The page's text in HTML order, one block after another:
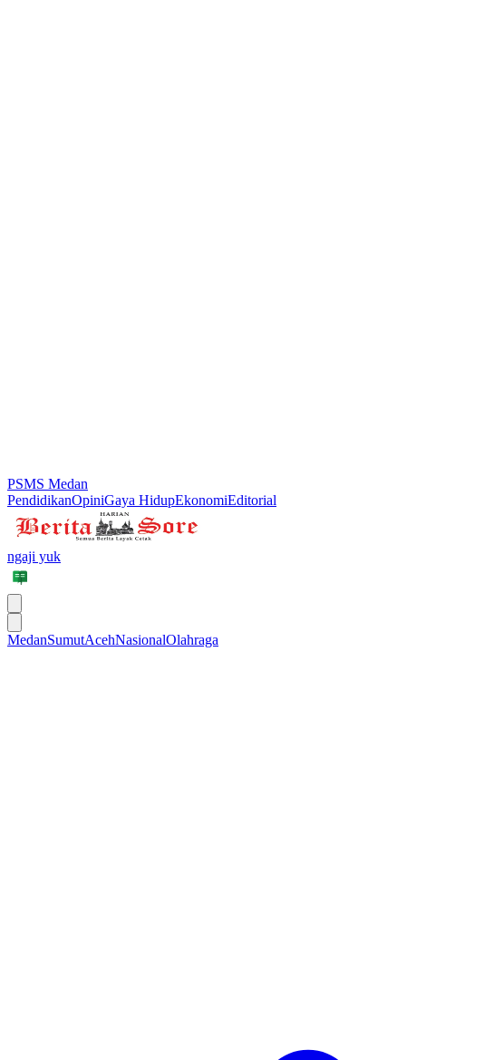
PSMS Medan
PendidikanOpiniGaya HidupEkonomiEditorial
ngaji yuk
MedanSumutAcehNasionalOlahraga